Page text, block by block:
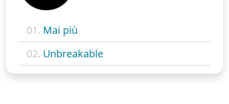
01. Mai più
02. Unbreakable